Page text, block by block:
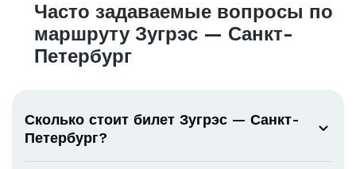
Часто задаваемые вопросы по
маршруту Зугрэс — Санкт-
Петербург
Сколько стоит билет Зугрэс — Санкт-
Петербург?